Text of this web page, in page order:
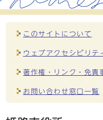
このサイトについて
ウェブアクセシビリテ
著作権・リンク・免責
お問い合わせ窓口一覧